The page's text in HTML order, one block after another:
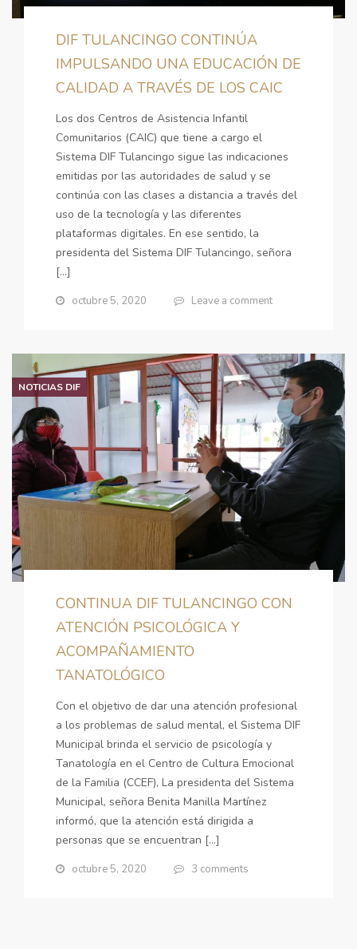
DIF TULANCINGO CONTINÚA
IMPULSANDO UNA EDUCACIÓN DE
CALIDAD A TRAVÉS DE LOS CAIC
Los dos Centros de Asistencia Infantil
Comunitarios (CAIC) que tiene a cargo el
Sistema DIF Tulancingo sigue las indicaciones
emitidas por las autoridades de salud y se
continúa con las clases a distancia a través del
uso de la tecnología y las diferentes
plataformas digitales. En ese sentido, la
presidenta del Sistema DIF Tulancingo, señora
[…]
octubre 5, 2020 Leave a comment
NOTICIAS DIF
CONTINUA DIF TULANCINGO CON
ATENCIÓN PSICOLÓGICA Y
ACOMPAÑAMIENTO
TANATOLÓGICO
Con el objetivo de dar una atención profesional
a los problemas de salud mental, el Sistema DIF
Municipal brinda el servicio de psicología y
Tanatología en el Centro de Cultura Emocional
de la Familia (CCEF), La presidenta del Sistema
Municipal, señora Benita Manilla Martínez
informó, que la atención está dirigida a
personas que se encuentran […]
octubre 5, 2020 3 comments